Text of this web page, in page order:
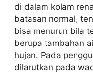
di dalam kolam
batasan normal,
bisa menurun bila
berupa tambahan
hujan. Pada
dilarutkan pada